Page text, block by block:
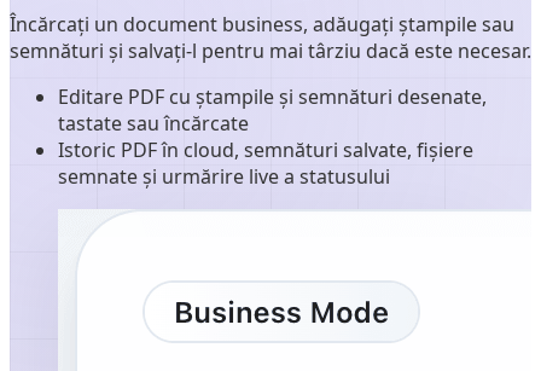
Încărcați un document business, adăugați ștampile sau
semnături și salvați-l pentru mai târziu dacă este necesar.
Editare PDF cu ștampile și semnături desenate,
tastate sau încărcate
Istoric PDF în cloud, semnături salvate, fișiere
semnate și urmărire live a statusului